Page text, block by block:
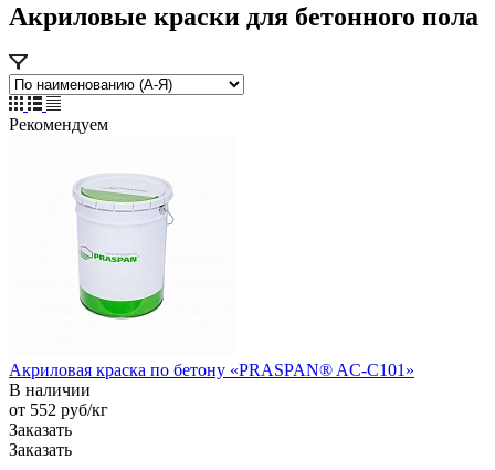
Акриловые краски для бетонного пола
Рекомендуем
Акриловая краска по бетону «PRASPAN® AC-C101»
В наличии
от 552 руб/кг
Заказать
Заказать